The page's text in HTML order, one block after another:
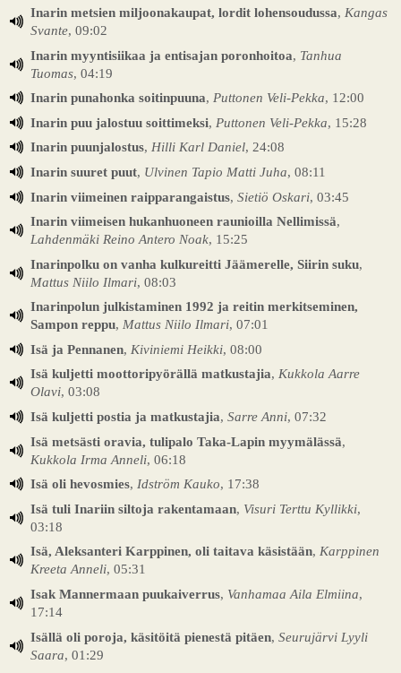
Inarin metsien miljoonakaupat, lordit lohensoudussa, Kangas
Svante, 09:02
Inarin myyntisiikaa ja entisajan poronhoitoa, Tanhua
Tuomas, 04:19
Inarin punahonka soitinpuuna, Puttonen Veli-Pekka, 12:00
Inarin puu jalostuu soittimeksi, Puttonen Veli-Pekka, 15:28
Inarin puunjalostus, Hilli Karl Daniel, 24:08
Inarin suuret puut, Ulvinen Tapio Matti Juha, 08:11
Inarin viimeinen raipparangaistus, Sietiö Oskari, 03:45
Inarin viimeisen hukanhuoneen raunioilla Nellimissä,
Lahdenmäki Reino Antero Noak, 15:25
Inarinpolku on vanha kulkureitti Jäämerelle, Siirin suku,
Mattus Niilo Ilmari, 08:03
Inarinpolun julkistaminen 1992 ja reitin merkitseminen,
Sampon reppu, Mattus Niilo Ilmari, 07:01
Isä ja Pennanen, Kiviniemi Heikki, 08:00
Isä kuljetti moottoripyörällä matkustajia, Kukkola Aarre
Olavi, 03:08
Isä kuljetti postia ja matkustajia, Sarre Anni, 07:32
Isä metsästi oravia, tulipalo Taka-Lapin myymälässä,
Kukkola Irma Anneli, 06:18
Isä oli hevosmies, Idström Kauko, 17:38
Isä tuli Inariin siltoja rakentamaan, Visuri Terttu Kyllikki,
03:18
Isä, Aleksanteri Karppinen, oli taitava käsistään, Karppinen
Kreeta Anneli, 05:31
Isak Mannermaan puukaiverrus, Vanhamaa Aila Elmiina,
17:14
Isällä oli poroja, käsitöitä pienestä pitäen, Seurujärvi Lyyli
Saara, 01:29